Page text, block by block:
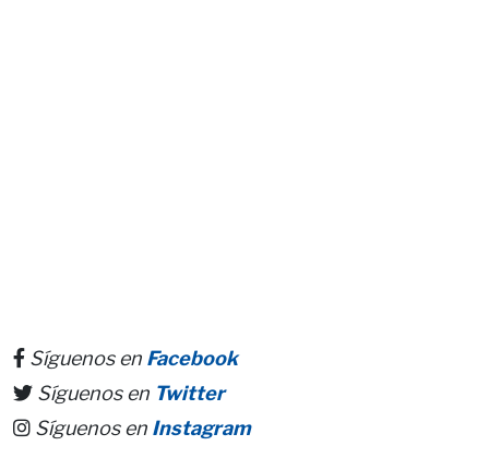
Síguenos en Facebook
Síguenos en Twitter
Síguenos en Instagram